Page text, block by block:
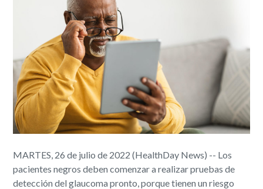
MARTES, 26 de julio de 2022 (HealthDay News) -- Los
pacientes negros deben comenzar a realizar pruebas de
detección del glaucoma pronto, porque tienen un riesgo